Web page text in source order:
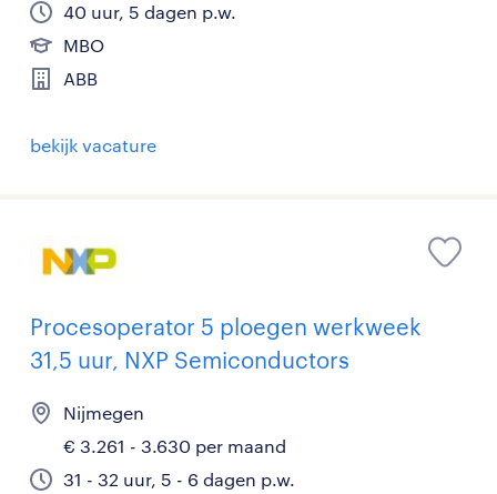
40 uur, 5 dagen p.w.
MBO
ABB
bekijk vacature
Procesoperator 5 ploegen werkweek
31,5 uur, NXP Semiconductors
Nijmegen
€ 3.261 - 3.630 per maand
31 - 32 uur, 5 - 6 dagen p.w.